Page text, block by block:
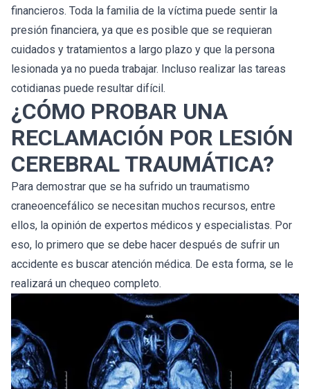
financieros. Toda la familia de la víctima puede sentir la
presión financiera, ya que es posible que se requieran
cuidados y tratamientos a largo plazo y que la persona
lesionada ya no pueda trabajar. Incluso realizar las tareas
cotidianas puede resultar difícil.
¿CÓMO PROBAR UNA
RECLAMACIÓN POR LESIÓN
CEREBRAL TRAUMÁTICA?
Para demostrar que se ha sufrido un traumatismo
craneoencefálico se necesitan muchos recursos, entre
ellos, la opinión de expertos médicos y especialistas. Por
eso, lo primero que se debe hacer después de sufrir un
accidente es buscar atención médica. De esta forma, se le
realizará un chequeo completo.